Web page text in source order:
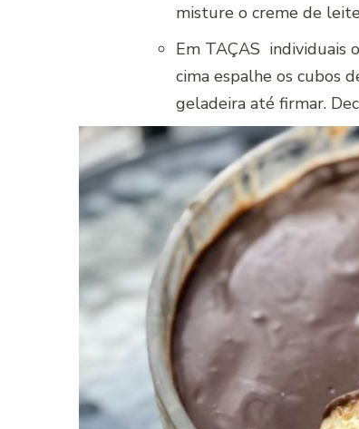
misture o creme de
Em TAÇAS individuais
cima espalhe os cubos
geladeira até firmar.